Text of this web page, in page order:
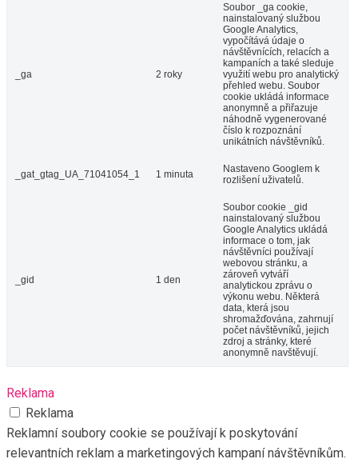
_ga 2 roky
Soubor _ga cookie,
nainstalovaný službou
Google Analytics,
vypočítává údaje o
návštěvnících, relacích a
kampaních a také sleduje
využití webu pro analytický
přehled webu. Soubor
cookie ukládá informace
anonymně a přiřazuje
náhodně vygenerované
číslo k rozpoznání
unikátních návštěvníků.
_gat_gtag_UA_71041054_1 1 minuta
Nastaveno Googlem k
rozlišení uživatelů.
_gid 1 den
Soubor cookie _gid
nainstalovaný službou
Google Analytics ukládá
informace o tom, jak
návštěvníci používají
webovou stránku, a
zároveň vytváří
analytickou zprávu o
výkonu webu. Některá
data, která jsou
shromažďována, zahrnují
počet návštěvníků, jejich
zdroj a stránky, které
anonymně navštěvují.
Reklama
Reklama
Reklamní soubory cookie se používají k poskytování
relevantních reklam a marketingových kampaní návštěvníkům.